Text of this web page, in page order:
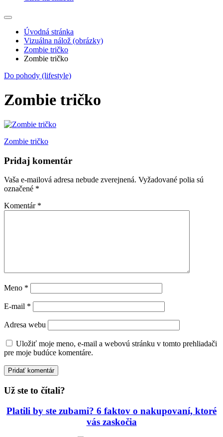
Úvodná stránka
Vizuálna nálož (obrázky)
Zombie tričko
Zombie tričko
Do pohody (lifestyle)
Zombie tričko
Navigácia
v
článku
Zombie tričko
Pridaj komentár
Vaša e-mailová adresa nebude zverejnená. Vyžadované polia sú
označené *
Komentár *
Meno *
E-mail *
Adresa webu
Uložiť moje meno, e-mail a webovú stránku v tomto prehliadači
pre moje budúce komentáre.
Už ste to čítali?
Platili by ste zubami? 6 faktov o nakupovaní, ktoré
vás zaskočia